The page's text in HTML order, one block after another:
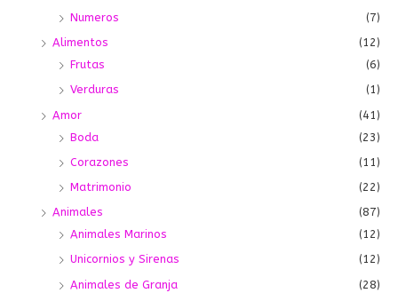
Numeros
(7)
Alimentos
(12)
Frutas
(6)
Verduras
(1)
Amor
(41)
Boda
(23)
Corazones
(11)
Matrimonio
(22)
Animales
(87)
Animales Marinos
(12)
Unicornios y Sirenas
(12)
Animales de Granja
(28)